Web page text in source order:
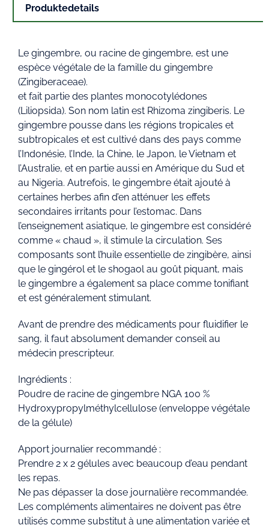
Produktedetails
Le gingembre, ou racine de gingembre, est une
espèce végétale de la famille du gingembre
(Zingiberaceae).
et fait partie des plantes monocotylédones
(Liliopsida). Son nom latin est Rhizoma zingiberis. Le
gingembre pousse dans les régions tropicales et
subtropicales et est cultivé dans des pays comme
l’Indonésie, l’Inde, la Chine, le Japon, le Vietnam et
l’Australie, et en partie aussi en Amérique du Sud et
au Nigeria. Autrefois, le gingembre était ajouté à
certaines herbes afin d’en atténuer les effets
secondaires irritants pour l’estomac. Dans
l’enseignement asiatique, le gingembre est considéré
comme « chaud », il stimule la circulation. Ses
composants sont l’huile essentielle de zingibère, ainsi
que le gingérol et le shogaol au goût piquant, mais
le gingembre a également sa place comme tonifiant
et est généralement stimulant.
Avant de prendre des médicaments pour fluidifier le
sang, il faut absolument demander conseil au
médecin prescripteur.
Ingrédients :
Poudre de racine de gingembre NGA 100 %
Hydroxypropylméthylcellulose (enveloppe végétale
de la gélule)
Apport journalier recommandé :
Prendre 2 x 2 gélules avec beaucoup d’eau pendant
les repas.
Ne pas dépasser la dose journalière recommandée.
Les compléments alimentaires ne doivent pas être
utilisés comme substitut à une alimentation variée et